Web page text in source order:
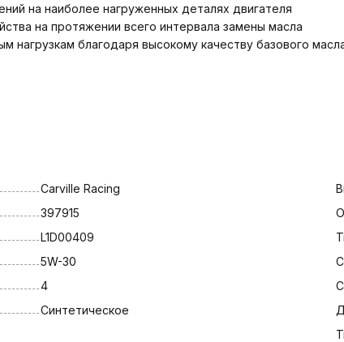
на наиболее нагруженных деталях двигателя
на протяжении всего интервала замены масла
нагрузкам благодаря высокому качеству базового
Carville Racing
397915
L1D00409
5W-30
4
Синтетическое